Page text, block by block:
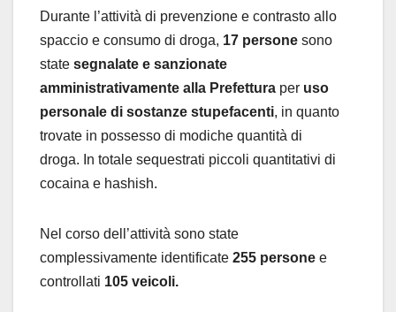
Durante l’attività di prevenzione e contrasto allo
spaccio e consumo di droga, 17 persone sono
state segnalate e sanzionate
amministrativamente alla Prefettura per uso
personale di sostanze stupefacenti, in quanto
trovate in possesso di modiche quantità di
droga. In totale sequestrati piccoli quantitativi di
cocaina e hashish.
Nel corso dell’attività sono state
complessivamente identificate 255 persone e
controllati 105 veicoli.